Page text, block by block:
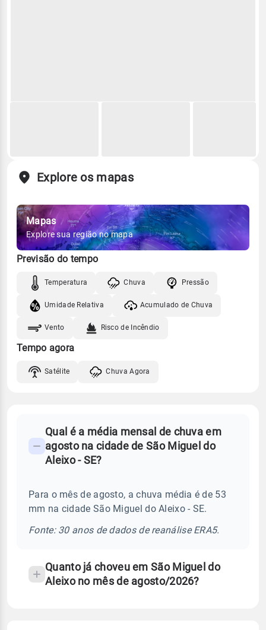
Explore os mapas
Mapas
Explore sua região no mapa
Previsão do tempo
Temperatura Chuva Pressão
Umidade Relativa Acumulado de Chuva
Vento Risco de Incêndio
Tempo agora
Satélite Chuva Agora
Perguntas
frequentes
chuva
temperatura
Qual é a média mensal de chuva em
agosto na cidade de São Miguel do
Aleixo - SE?
Para o mês de agosto, a chuva média é de 53
mm na cidade São Miguel do Aleixo - SE.
Fonte: 30 anos de dados de reanálise ERA5.
Quanto já choveu em São Miguel do
Aleixo no mês de agosto/2026?